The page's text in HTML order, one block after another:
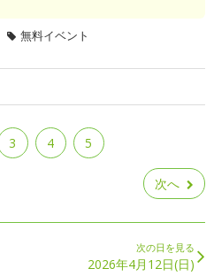
無料イベント
3 4 5
次へ
次の日を見る
2026年4月12日(日)